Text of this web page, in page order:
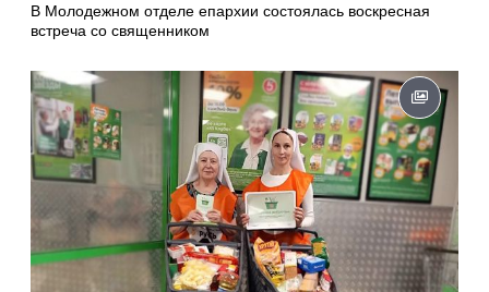
В Молодежном отделе епархии состоялась воскресная
встреча со священником